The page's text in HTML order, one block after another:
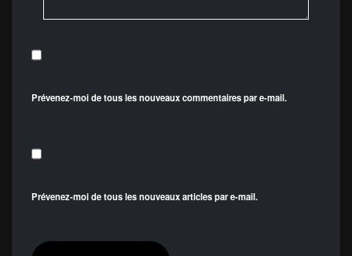
Prévenez-moi de tous les nouveaux commentaires par e-mail.
Prévenez-moi de tous les nouveaux articles par e-mail.